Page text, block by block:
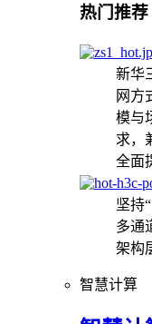
热门推荐
新华
网方
模与
求，
全面
坚持
多通
架构
智慧计算